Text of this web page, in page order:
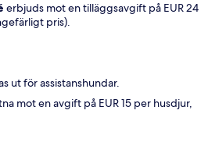
erbjuds mot en tilläggsavgift på EUR 24
pris).
ut för assistanshundar.
mot en avgift på EUR 15 per husdjur,